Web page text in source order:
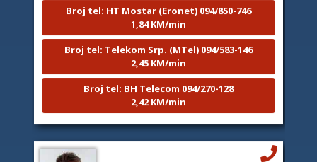
1,84 KM/min
Broj tel: Telekom Srp. (MTel) 094/583-146
2,45 KM/min
Broj tel: BH Telecom 094/270-128
2,42 KM/min